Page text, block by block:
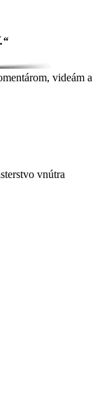
videám a
vnútra